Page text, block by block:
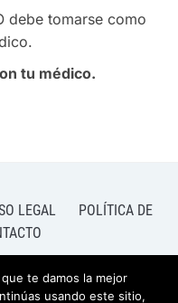
debe tomarse como
tu médico.
LEGAL
POLÍTICA DE
te damos la mejor
usando este sitio,